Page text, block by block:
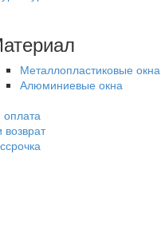
Металлопластиковые окна
Алюминиевые окна
оплата
возврат